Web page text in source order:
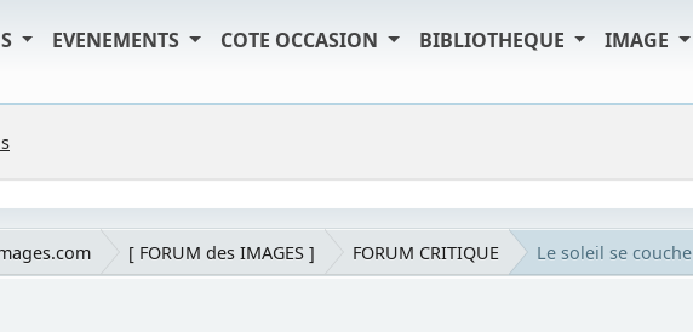
EVENEMENTS COTE OCCASION BIBLIOTHEQUE IMAGE
[ FORUM des IMAGES ] FORUM CRITIQUE Le soleil se couche